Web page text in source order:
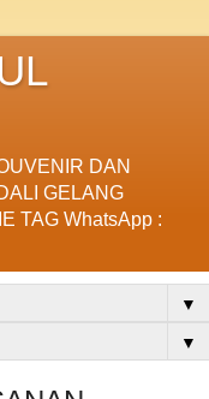
DAN
GELANG
TAG WhatsApp :
▼
▼